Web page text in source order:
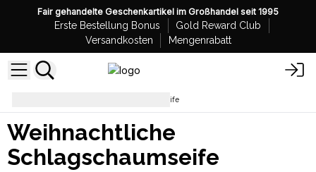
Fair gehandelte Geschenkartikel im Großhandel seit 1995
Erste Bestellung Bonus
Gold Reward Club
Versandkosten
Mengenrabatt
Weihnachtliche Schlagschaumseife
Weihnachtliche
Schlagschaumseife